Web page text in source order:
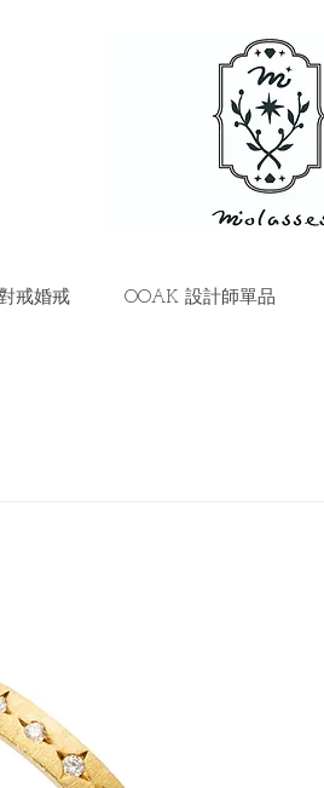
戒婚戒 OOAK 設計師單品